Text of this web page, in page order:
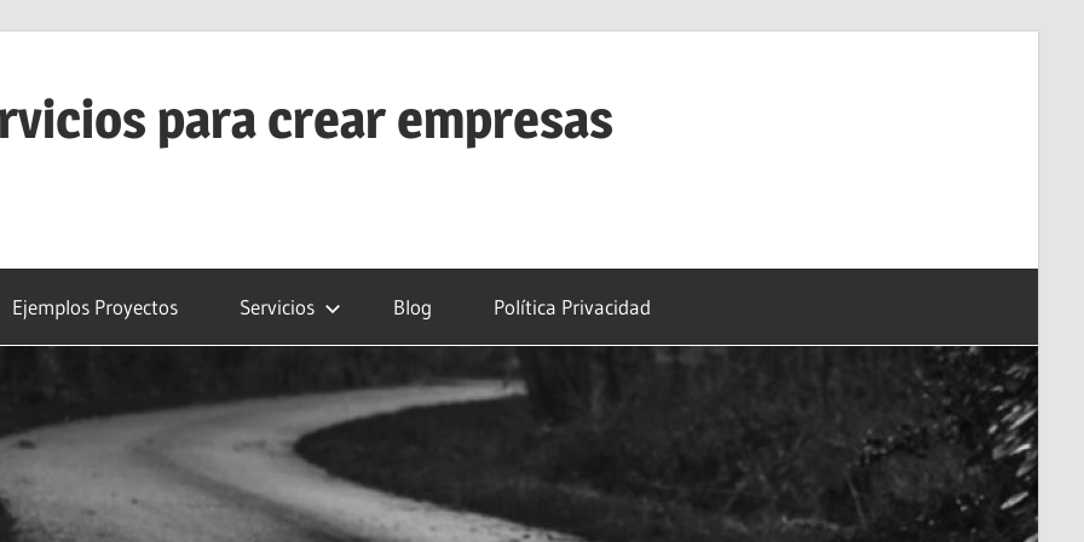
para crear empresas
Ejemplos Proyectos Servicios Blog Política Privacidad